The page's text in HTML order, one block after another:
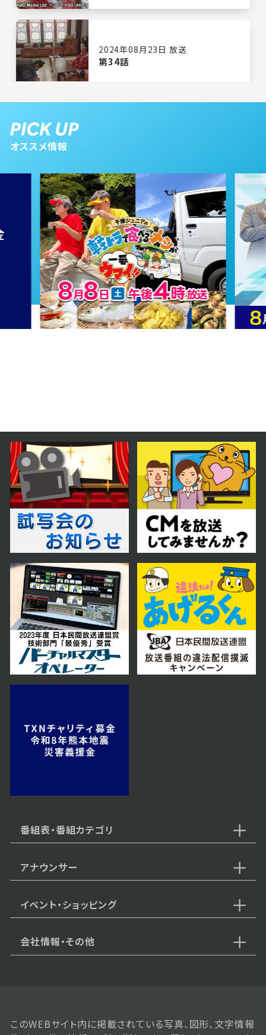
2024年08月23日 放送
第34話
2024年08月21日 放送
第32話
2024年08月20日 放送
第31話
2024年08月16日 放送
第29話
2024年08月15日 放送
第28話
2024年08月14日 放送
第27話
第26話
2024年08月08日 放送
オススメ情報
番組表・番組カテゴリ
アナウンサー
イベント・ショッピング
会社情報・その他
このWEBサイト内に掲載されている写真、図形、文字情報